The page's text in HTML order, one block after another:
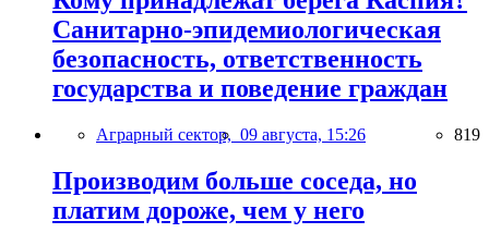
Санитарно-эпидемиологическая
безопасность, ответственность
государства и поведение граждан
Аграрный сектор, 09 августа, 15:26 819
Производим больше соседа, но
платим дороже, чем у него